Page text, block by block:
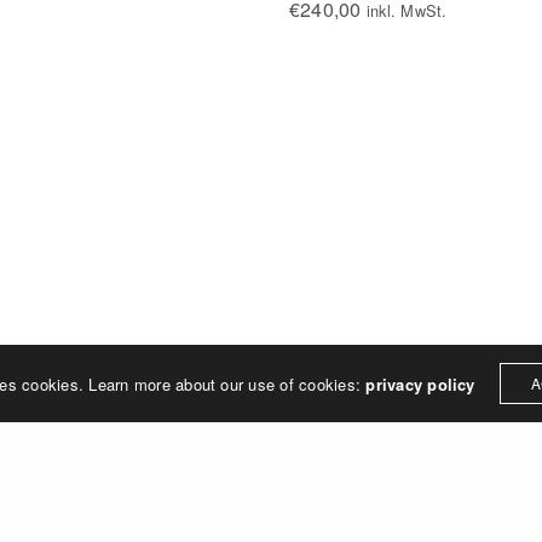
€240,00 inkl. MwSt.
cookies. Learn more about our use of cookies:privacy policy